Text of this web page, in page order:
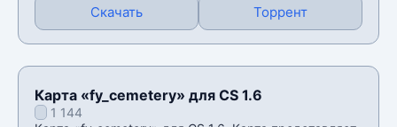
Скачать Торрент
Карта «fy_cemetery» для CS 1.6
1 144